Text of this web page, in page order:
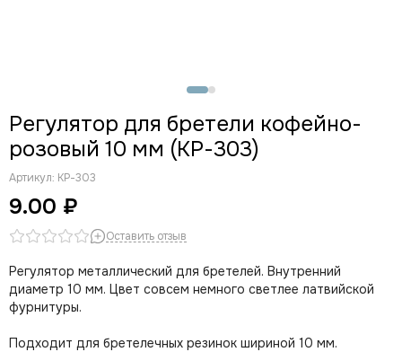
Регулятор для бретели кофейно-
розовый 10 мм (КР-303)
Артикул: КР-303
9.00 ₽
Оставить отзыв
Регулятор металлический для бретелей. Внутренний
диаметр 10 мм. Цвет совсем немного светлее латвийской
фурнитуры.
Подходит для бретелечных резинок шириной 10 мм.